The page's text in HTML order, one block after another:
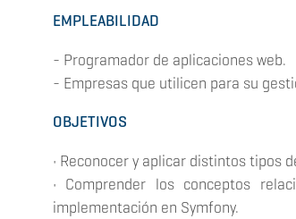
EMPLEABILIDAD
- Programador de aplicaciones web.
- Empresas que utilicen para su
OBJETIVOS
• Reconocer y aplicar distintos tipos
• Comprender los conceptos
implementación en Symfony.